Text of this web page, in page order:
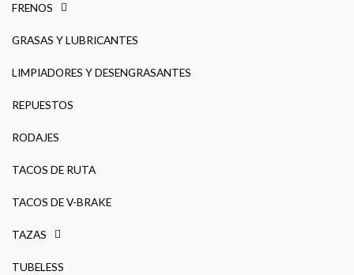
FRENOS
GRASAS Y LUBRICANTES
LIMPIADORES Y DESENGRASANTES
REPUESTOS
RODAJES
TACOS DE RUTA
TACOS DE V-BRAKE
TAZAS
TUBELESS